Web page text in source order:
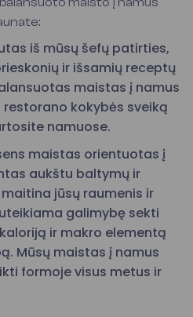
iš mūsų šefų patirties,
ir išsamių receptų
maistas į namus
restorano kokybės sveiką
namuose.
maistas orientuotas į
aukštu baltymų ir
jūsų raumenis ir
galimybę sekti
ir makro elementą
Mūsų maistas į namus
formoje visus metus ir